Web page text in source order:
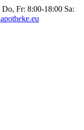
Fr: 8:00-18:00 Sa: